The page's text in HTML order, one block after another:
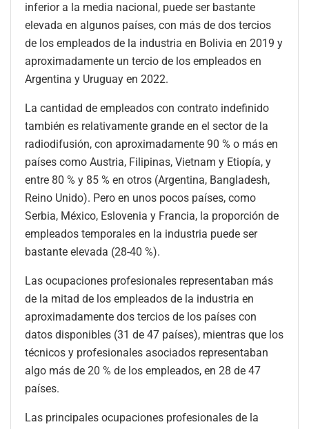
inferior a la media nacional, puede ser bastante
elevada en algunos países, con más de dos tercios
de los empleados de la industria en Bolivia en 2019 y
aproximadamente un tercio de los empleados en
Argentina y Uruguay en 2022.
La cantidad de empleados con contrato indefinido
también es relativamente grande en el sector de la
radiodifusión, con aproximadamente 90 % o más en
países como Austria, Filipinas, Vietnam y Etiopía, y
entre 80 % y 85 % en otros (Argentina, Bangladesh,
Reino Unido). Pero en unos pocos países, como
Serbia, México, Eslovenia y Francia, la proporción de
empleados temporales en la industria puede ser
bastante elevada (28-40 %).
Las ocupaciones profesionales representaban más
de la mitad de los empleados de la industria en
aproximadamente dos tercios de los países con
datos disponibles (31 de 47 países), mientras que los
técnicos y profesionales asociados representaban
algo más de 20 % de los empleados, en 28 de 47
países.
Las principales ocupaciones profesionales de la